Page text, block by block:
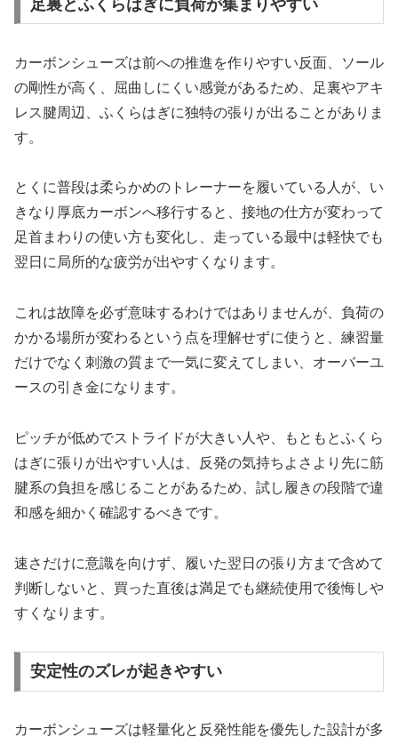
足裏とふくらはぎに負荷が集まりやすい
カーボンシューズは前への推進を作りやすい反面、ソール
の剛性が高く、屈曲しにくい感覚があるため、足裏やアキ
レス腱周辺、ふくらはぎに独特の張りが出ることがありま
す。
とくに普段は柔らかめのトレーナーを履いている人が、い
きなり厚底カーボンへ移行すると、接地の仕方が変わって
足首まわりの使い方も変化し、走っている最中は軽快でも
翌日に局所的な疲労が出やすくなります。
これは故障を必ず意味するわけではありませんが、負荷の
かかる場所が変わるという点を理解せずに使うと、練習量
だけでなく刺激の質まで一気に変えてしまい、オーバーユ
ースの引き金になります。
ピッチが低めでストライドが大きい人や、もともとふくら
はぎに張りが出やすい人は、反発の気持ちよさより先に筋
腱系の負担を感じることがあるため、試し履きの段階で違
和感を細かく確認するべきです。
速さだけに意識を向けず、履いた翌日の張り方まで含めて
判断しないと、買った直後は満足でも継続使用で後悔しや
すくなります。
安定性のズレが起きやすい
カーボンシューズは軽量化と反発性能を優先した設計が多